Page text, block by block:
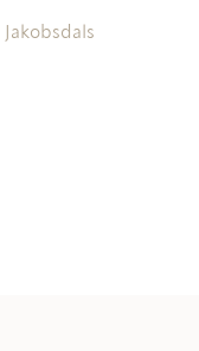
Jakobsdals